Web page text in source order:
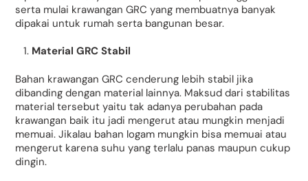
serta mulai krawangan GRC yang membuatnya banyak
dipakai untuk rumah serta bangunan besar.
Material GRC Stabil
Bahan krawangan GRC cenderung lebih stabil jika
dibanding dengan material lainnya. Maksud dari stabilitas
material tersebut yaitu tak adanya perubahan pada
krawangan baik itu jadi mengerut atau mungkin menjadi
memuai. Jikalau bahan logam mungkin bisa memuai atau
mengerut karena suhu yang terlalu panas maupun cukup
dingin.